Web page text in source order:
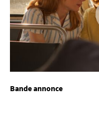
Bande annonce